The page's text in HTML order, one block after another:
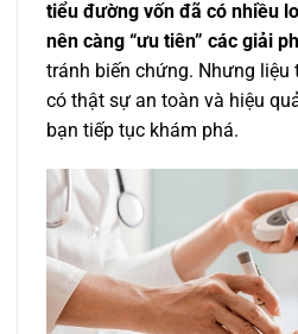
tiểu đường vốn đã có nhiều
nên càng “ưu tiên” các giải
tránh biến chứng. Nhưng liệu
có thật sự an toàn và hiệu
bạn tiếp tục khám phá.